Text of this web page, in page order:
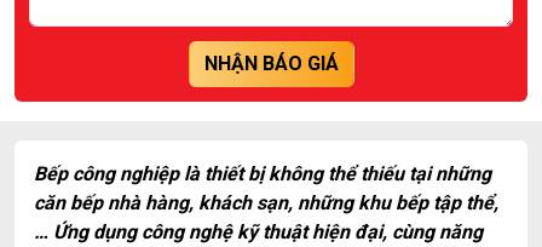
NHẬN BÁO GIÁ
Bếp công nghiệp là thiết bị không thể thiếu tại những
căn bếp nhà hàng, khách sạn, những khu bếp tập thể,
… Ứng dụng công nghệ kỹ thuật hiện đại, cùng năng